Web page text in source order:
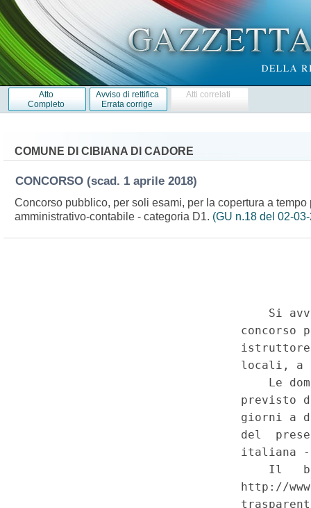
Atto
Completo
Avviso di rettifica
Errata corrige
Atti correlati
COMUNE DI CIBIANA DI CADORE
CONCORSO (scad. 1 aprile 2018)
Concorso pubblico, per soli esami, per la copertura a
amministrativo-contabile - categoria D1. (GU n.18 del 02-